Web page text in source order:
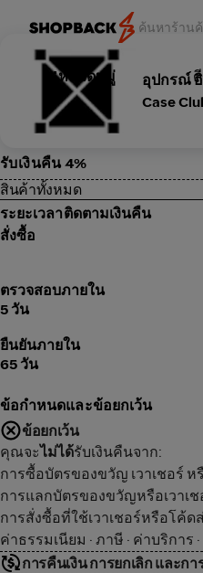
หมวดหมู่
อุปกรณ์
Case
รับเงินคืน 4%
สินค้าทั้งหมด
ระยะเวลาติดตามเงินคืน
สั่งซื้อ
ตรวจสอบภายใน
5 วัน
ยืนยันภายใน
65 วัน
ข้อกำหนดและข้อยกเว้น
ข้อยกเว้น
คุณจะไม่ได้รับเงินคืนจาก:
การซื้อบัตรของขวัญ เวาเชอร์ ห
การแลกบัตรของขวัญหรือเวาเช
การสั่งซื้อที่ใช้เวาเชอร์หรือโค้
ค่าธรรมเนียม · ภาษี · ค่าบริการ
การคืนเงิน การยกเลิก และก